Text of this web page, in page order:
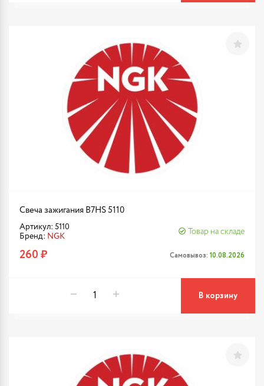
Свеча зажигания B7HS 5110
Артикул: 5110
Бренд: NGK
Товар на складе
260 ₽ Самовывоз: 10.08.2026
В корзину